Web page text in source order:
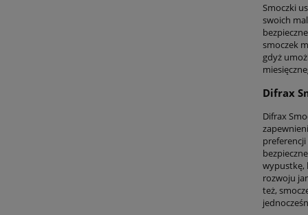
Smoczki
swoich
smoczek
gdyż
Difrax
Difrax
preferencji
wypustkę,
rozwoju
też,